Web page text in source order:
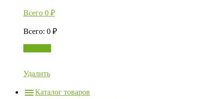
Всего 0 ₽
Всего: 0 ₽
Удалить
Каталог товаров